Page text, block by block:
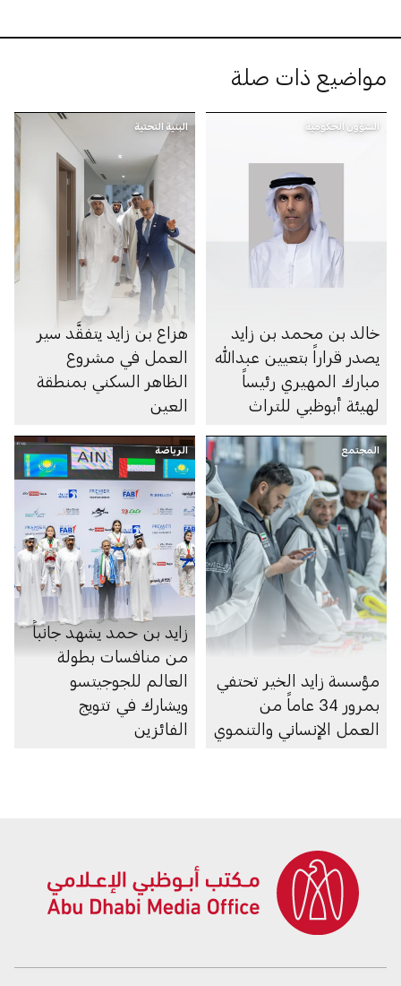
مواضيع ذات صلة
الشؤون الحكومية
خالد بن محمد بن زايد
يصدر قراراً بتعيين عبدالله
مبارك المهيري رئيساً
لهيئة أبوظبي للتراث
البنية التحتية
هزاع بن زايد يتفقَّد سير
العمل في مشروع
الظاهر السكني بمنطقة
العين
المجتمع
مؤسسة زايد الخير تحتفي
بمرور 34 عاماً من
العمل الإنساني والتنموي
الرياضة
زايد بن حمد يشهد جانباً
من منافسات بطولة
العالم للجوجيتسو
ويشارك في تتويج
الفائزين